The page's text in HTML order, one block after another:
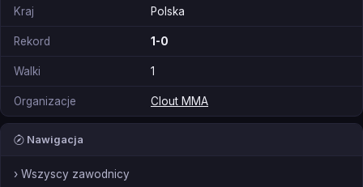
Kraj Polska
Rekord 1-0
Walki 1
Organizacje Clout MMA
Nawigacja
› Wszyscy zawodnicy